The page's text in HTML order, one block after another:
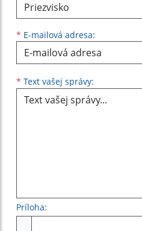
* E-mailová adresa:
* Text vašej správy:
Príloha: